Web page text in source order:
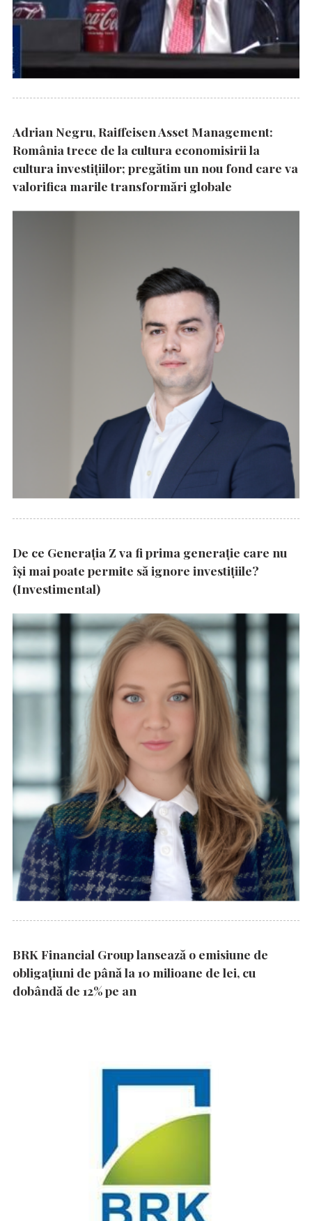
Adrian Negru, Raiffeisen Asset Management:
România trece de la cultura economisirii la
cultura investițiilor; pregătim un nou fond care va
valorifica marile transformări globale
De ce Generația Z va fi prima generație care nu
își mai poate permite să ignore investițiile?
(Investimental)
BRK Financial Group lansează o emisiune de
obligațiuni de până la 10 milioane de lei, cu
dobândă de 12% pe an